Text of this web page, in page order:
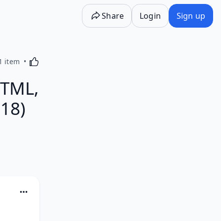
Share Login Sign up
item Activating this element will cause content on the